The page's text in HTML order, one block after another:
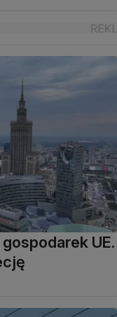
UE.